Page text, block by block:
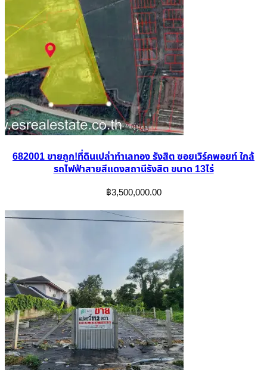
682001 ขายถูก!ที่ดินเปล่าทำเลทอง รังสิต ซอยเวิร์คพอยท์ ใกล้
รถไฟฟ้าสายสีแดงสถานีรังสิต ขนาด 13ไร่
฿3,500,000.00